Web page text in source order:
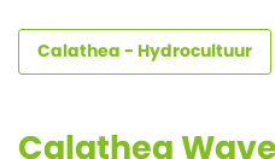
Calathea - Hydrocultuur
Calathea